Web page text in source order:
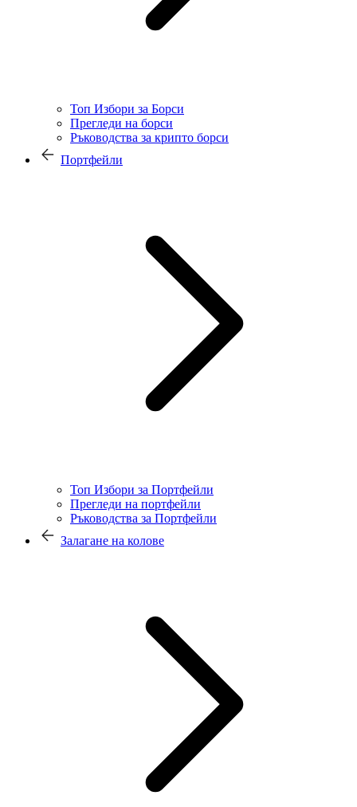
Топ Избори за Борси
Прегледи на борси
Ръководства за крипто борси
Портфейли
Топ Избори за Портфейли
Прегледи на портфейли
Ръководства за Портфейли
Залагане на колове